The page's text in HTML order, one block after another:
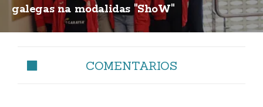
galegas na modalidas "ShoW"
COMENTARIOS